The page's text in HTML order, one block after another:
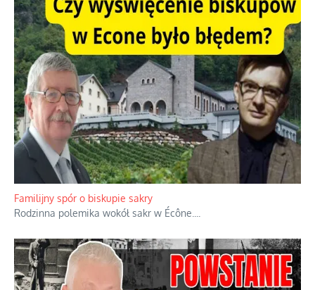
Ciemna strona podręcznikowych mitów historycznych
Historia jest doświadczeniem niepowtarzalnym i tłumaczenie,
że będziemy coś krytykować po to, żeby później znowu jakiegoś
powstania nie zrobili, jest...